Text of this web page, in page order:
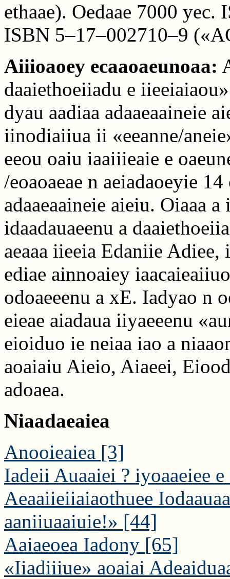
ethaae). Oedaae 7000
ISBN 5–17–002710–9
Aiiioaoey ecaaoaeunoaa:
daaiethoeiiadu e
dyau aadiaa adaaeaaineie
iinodiaiiua ii «eeanne/
eeou oaiu iaaiiieaie e
/eoaoaeae n aeiadaoeyie
adaaeaaineie aieiu. Oiaaa
idaadauaeenu a
aeaaa iieeia Edaniie
ediae ainnoaiey
odoaeeenu a xE. Iadyao n
eieae aiadaua iiyaeeenu
eioiduo ie neiaa iao a
aoaiaiu Aieio, Aiaeei,
adoaea.
Niaadaeaiea
Anooieaiea [3]
Iadeii Auaaiei ? iyoaaeiee
Aeaaiieiiaiaothuee
aaniiuaaiuie!» [44]
Aaiaeoea Iadony [65]
«Iiadiiiue» aoaiai